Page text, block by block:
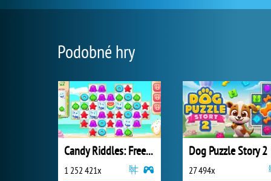
Podobné hry
Candy Riddles: Free Match 3 Puzzle
1 252 421x
Dog Puzzle Story 2
27 494x